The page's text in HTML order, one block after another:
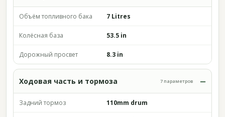
Объём топливного бака 7 Litres
Колёсная база 53.5 in
Дорожный просвет 8.3 in
Ходовая часть и тормоза 7 параметров
Задний тормоз 110mm drum